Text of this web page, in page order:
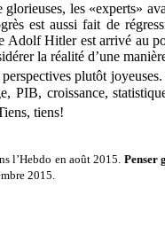
les «experts»
est aussi fait de
Adolf Hitler est arrivé au
la réalité d’une
plutôt
PIB, croissance,
tiens!
l’Hebdo en août 2015. Penser
2015.